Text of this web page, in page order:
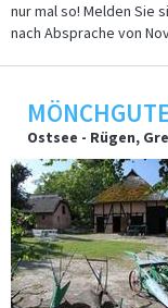
nur mal so! Melden Sie
nach Absprache von
Ostsee - Rügen,